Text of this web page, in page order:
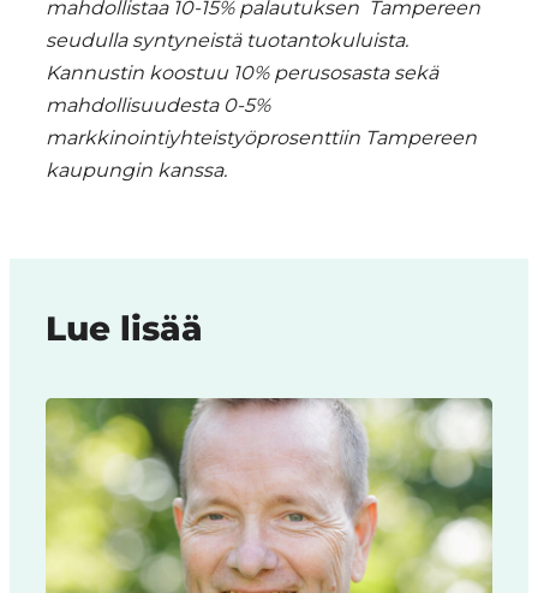
mahdollistaa 10-15% palautuksen Tampereen
seudulla syntyneistä tuotantokuluista.
Kannustin koostuu 10% perusosasta sekä
mahdollisuudesta 0-5%
markkinointiyhteistyöprosenttiin Tampereen
kaupungin kanssa.
Lue lisää